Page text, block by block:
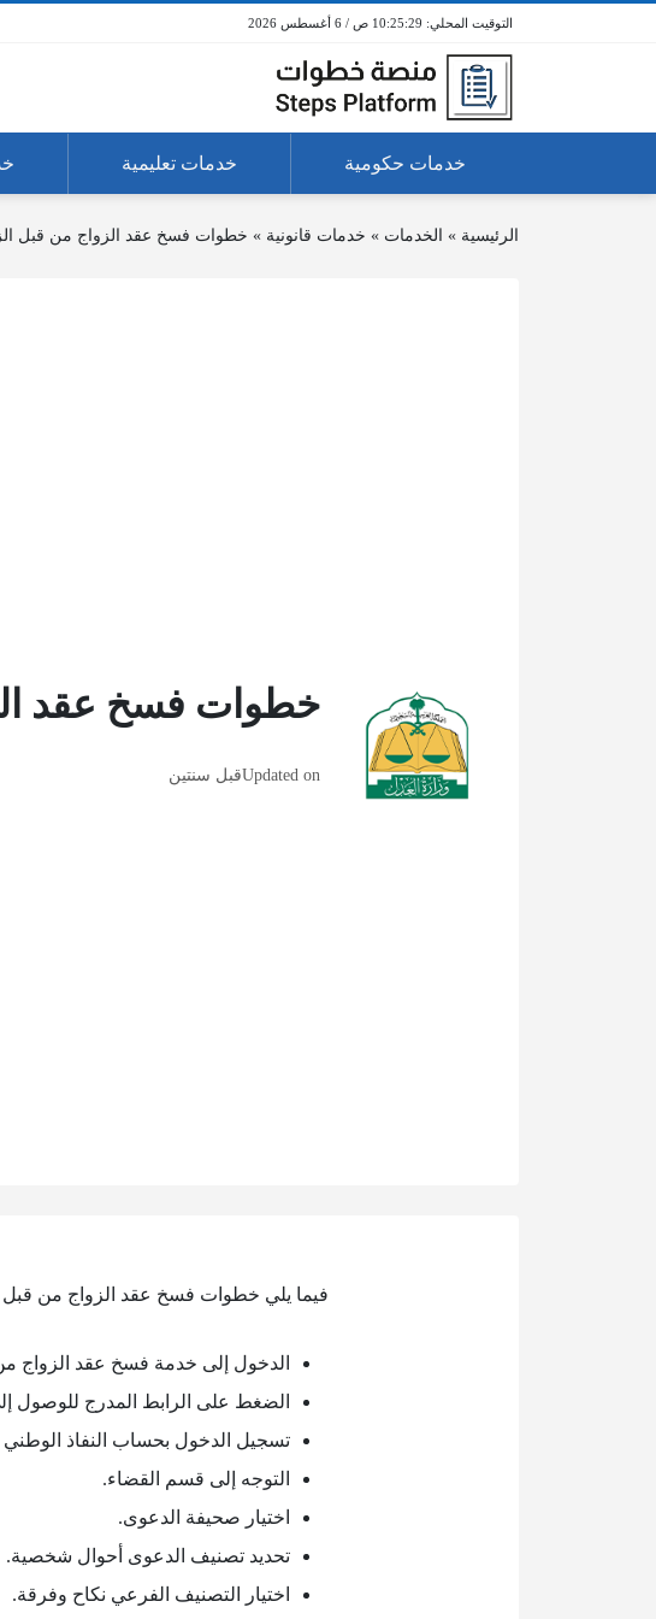
10:25:30 ص / 6 أغسطس 2026
خدمات حكومية خدمات تعليمية
الرئيسية » الخدمات » خدمات قانونية » خطوات فسخ عقد الزواج من قبل
خطوات فسخ عقد
Updated onقبل سنتين
فيما يلي خطوات فسخ عقد الزواج من قبل
الدخول إلى خدمة فسخ عقد الزواج
الضغط على الرابط المدرج للوصول
تسجيل الدخول بحساب النفاذ الوطني
التوجه إلى قسم القضاء.
اختيار صحيفة الدعوى.
تحديد تصنيف الدعوى أحوال شخصية.
اختيار التصنيف الفرعي نكاح وفرقة.